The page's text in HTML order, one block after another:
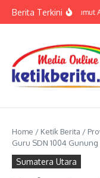
Berita TerkiniKPwBI Sumut
Home / Ketik Berita /
Guru SDN 1004
Sumatera Utara